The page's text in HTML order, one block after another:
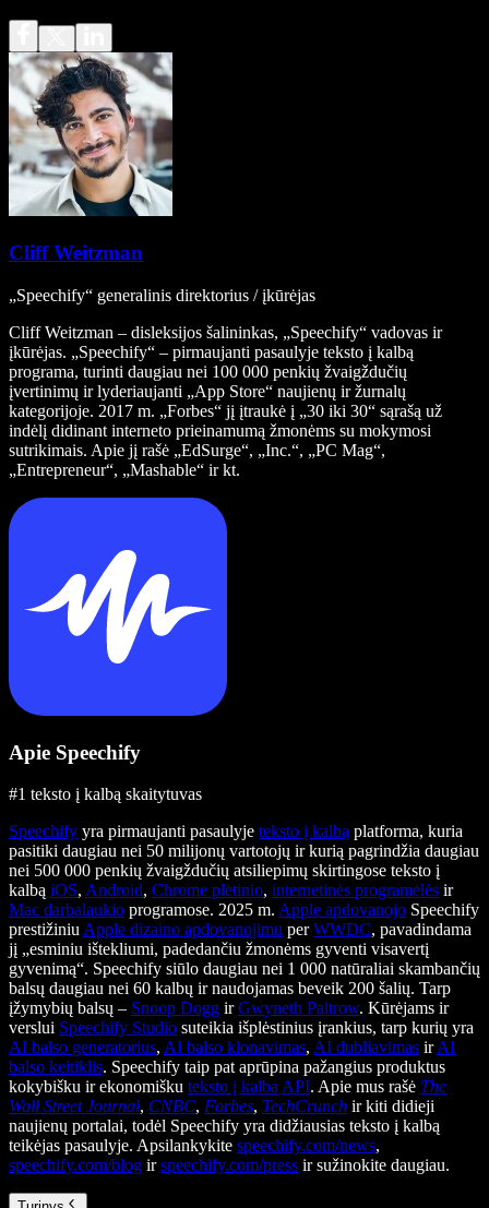
Cliff Weitzman
„Speechify“ generalinis direktorius / įkūrėjas
Cliff Weitzman – disleksijos šalininkas, „Speechify“ vadovas ir
įkūrėjas. „Speechify“ – pirmaujanti pasaulyje teksto į kalbą
programa, turinti daugiau nei 100 000 penkių žvaigždučių
įvertinimų ir lyderiaujanti „App Store“ naujienų ir žurnalų
kategorijoje. 2017 m. „Forbes“ jį įtraukė į „30 iki 30“ sąrašą už
indėlį didinant interneto prieinamumą žmonėms su mokymosi
sutrikimais. Apie jį rašė „EdSurge“, „Inc.“, „PC Mag“,
„Entrepreneur“, „Mashable“ ir kt.
Apie Speechify
#1 teksto į kalbą skaitytuvas
Speechify yra pirmaujanti pasaulyje teksto į kalbą platforma, kuria
pasitiki daugiau nei 50 milijonų vartotojų ir kurią pagrindžia daugiau
nei 500 000 penkių žvaigždučių atsiliepimų skirtingose teksto į
kalbą iOS, Android, Chrome plėtinio, internetinės programėlės ir
Mac darbalaukio programose. 2025 m. Apple apdovanojo Speechify
prestižiniu Apple dizaino apdovanojimu perWWDC, pavadindama
jį „esminiu ištekliumi, padedančiu žmonėms gyventi visavertį
gyvenimą“. Speechify siūlo daugiau nei 1 000 natūraliai skambančių
balsų daugiau nei 60 kalbų ir naudojamas beveik 200 šalių. Tarp
įžymybių balsų – Snoop Dogg irGwyneth Paltrow. Kūrėjams ir
verslui Speechify Studio suteikia išplėstinius įrankius, tarp kurių yra
AI balso generatorius, AI balso klonavimas, AI dubliavimas irAI
balso keitiklis. Speechify taip pat aprūpina pažangius produktus
kokybišku ir ekonomišku teksto į kalbą API. Apie mus rašė The
Wall Street Journal, CNBC, Forbes, TechCrunch ir kiti didieji
naujienų portalai, todėl Speechify yra didžiausias teksto į kalbą
teikėjas pasaulyje. Apsilankykite speechify.com/news,
speechify.com/blog irspeechify.com/press ir sužinokite daugiau.